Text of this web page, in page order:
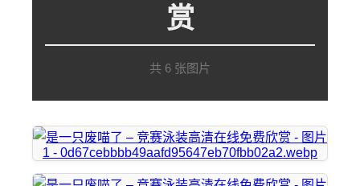
赏
共 6 张图片